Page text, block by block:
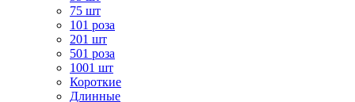
75 шт
101 роза
201 шт
501 роза
1001 шт
Короткие
Длинные